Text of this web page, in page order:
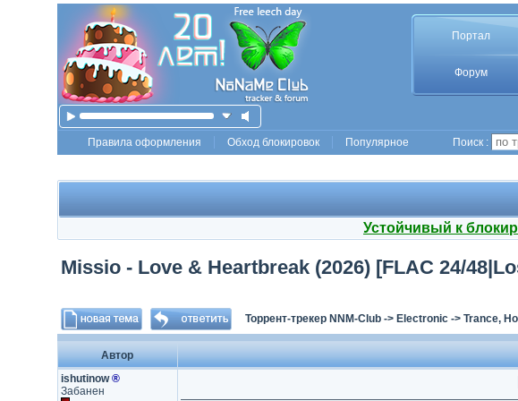
Портал
Форум
Правила оформления Обход блокировок Популярное Поиск :
Устойчивый к
Missio - Love & Heartbreak (2026) [FLAC 24/
Торрент-трекер NNM-Club-> Electronic-> Trance,
Автор
ishutinow®
Забанен